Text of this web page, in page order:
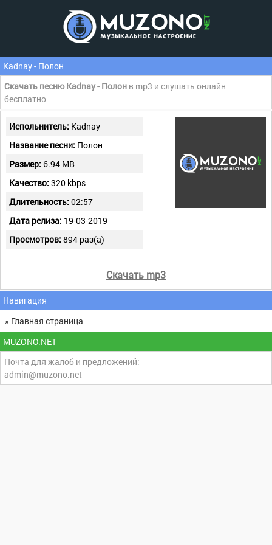
Kadnay - Полон
Скачать песню Kadnay - Полон в mp3 и слушать онлайн
бесплатно
Испольнитель: Kadnay
Название песни: Полон
Размер: 6.94 MB
Качество: 320 kbps
Длительность: 02:57
Дата релиза: 19-03-2019
Просмотров: 894 раз(а)
Скачать mp3
Навигация
» Главная страница
MUZONO.NET
Почта для жалоб и предложений:
admin@muzono.net